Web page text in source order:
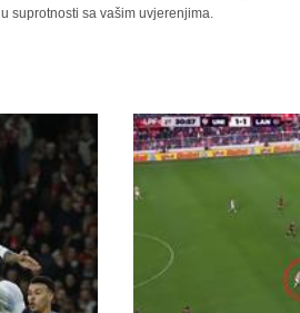
u suprotnosti sa vašim uvjerenjima.